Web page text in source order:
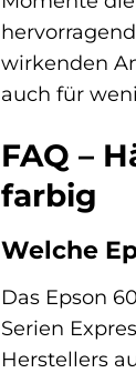
wirkenden
auch für
FAQ –
farbig
Welche
Das Epson
Serien
Herstellers